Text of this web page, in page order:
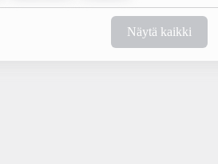
Näytä kaikki